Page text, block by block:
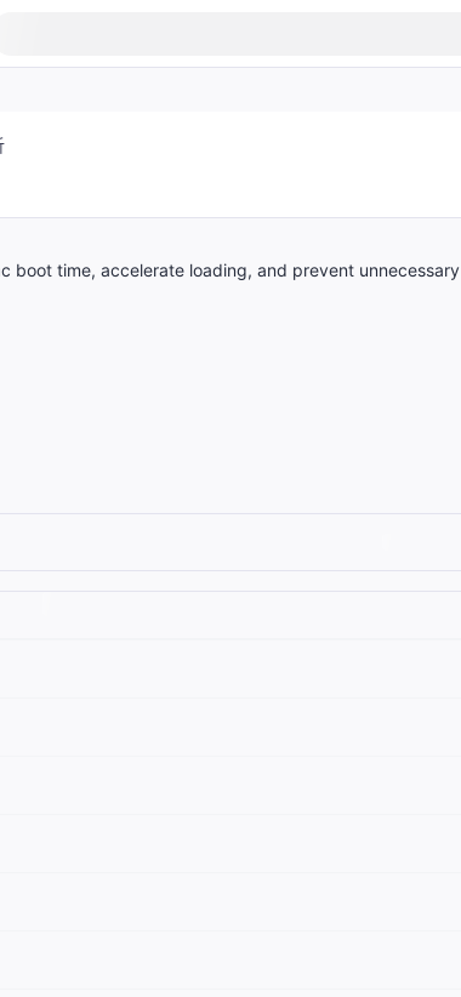
boot time, accelerate loading, and prevent unnecessary